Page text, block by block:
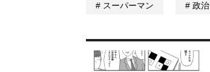
スーパーマン 政治